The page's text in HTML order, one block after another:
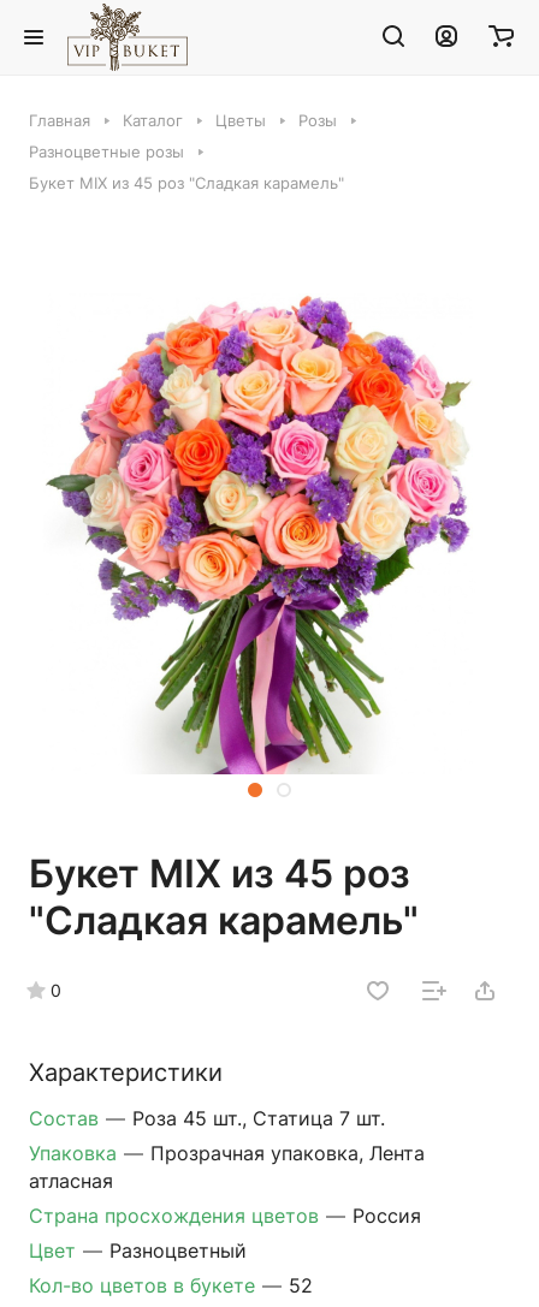
Главная Каталог Цветы
Розы
Разноцветные розы
Букет MIX из 45 роз "Сладкая карамель"
Букет MIX из 45 роз
"Сладкая карамель"
0
Характеристики
Состав — Роза 45 шт., Статица 7 шт.
Упаковка — Прозрачная упаковка, Лента
атласная
Страна просхождения цветов — Россия
Цвет — Разноцветный
Кол-во цветов в букете — 52